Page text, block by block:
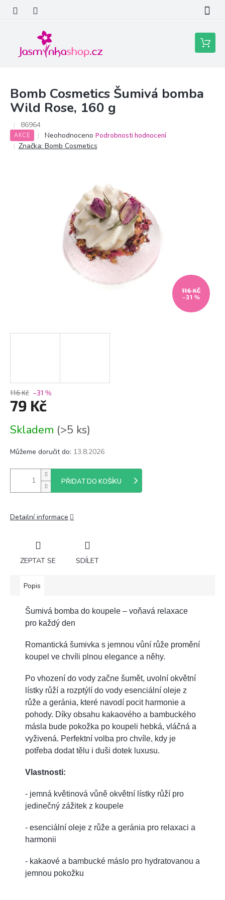
obsah
Nákupní
košík
Bomb Cosmetics Šumivá bomba
Wild Rose, 160 g
86964
AKCE
Průměrné
hodnocení
Neohodnoceno Podrobnosti hodnocení
Značka: Bomb Cosmetics
116 KČ
–31 %
116 Kč –31 %
79 Kč
cena:
Skladem (>5 ks)
Můžeme doručit do: 13.8.2026
PŘIDAT DO KOŠÍKU
Detailní informace
ZEPTAT SE SDÍLET
Popis
Šumivá bomba do koupele – voňavá relaxace
pro každý den
Romantická šumivka s jemnou vůní růže promění
koupel ve chvíli plnou elegance a něhy.
Po vhození do vody začne šumět, uvolní okvětní
lístky růží a rozptýlí do vody esenciální oleje z
růže a geránia, které navodí pocit harmonie a
pohody. Díky obsahu kakaového a bambuckého
másla bude pokožka po koupeli hebká, vláčná a
vyživená. Perfektní volba pro chvíle, kdy je
potřeba dodat tělu i duši dotek luxusu.
Vlastnosti:
- jemná květinová vůně okvětní lístky růží pro
jedinečný zážitek z koupele
- esenciální oleje z růže a geránia pro relaxaci a
harmonii
- kakaové a bambucké máslo pro hydratovanou a
jemnou pokožku